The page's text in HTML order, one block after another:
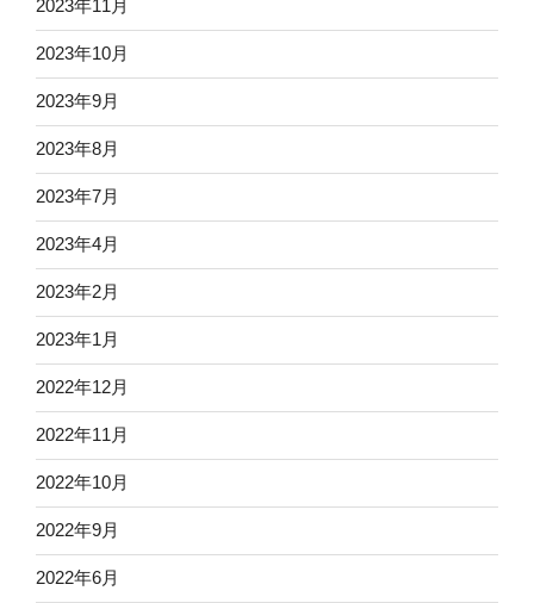
2023年11月
2023年10月
2023年9月
2023年8月
2023年7月
2023年4月
2023年2月
2023年1月
2022年12月
2022年11月
2022年10月
2022年9月
2022年6月